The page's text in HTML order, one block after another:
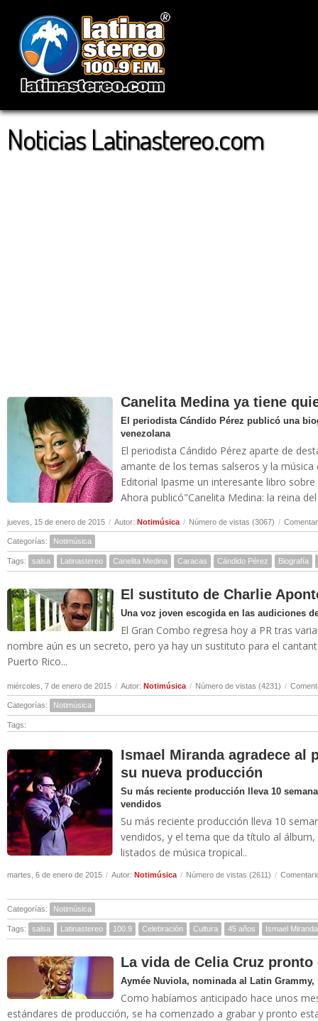
Noticias Latinastereo.com
Canelita Medina ya tiene
El periodista Cándido Pérez publicó una
venezolana
El periodista Cándido Pérez aparte de
amante de los temas salseros y la
Editorial Ipasme un interesante libro
Ahora publicó"Canelita Medina: la reina
jueves, 15 de enero de 2015 / Autor: Notimúsica / Número de vistas (3067) /
Categorías: Notimúsica
Tags: salsa Latinastereo Canelita Medina Caracas Cándido Pérez Biografía
El sustituto de Charlie
Una voz joven escogida en las audiciones
El Gran Combo regresa hoy a PR tras
nombre aún es un secreto, pero ya hay un sustituto para el
Puerto Rico...
miércoles, 7 de enero de 2015 / Autor: Notimúsica / Número de vistas (4231) /
Categorías: Notimúsica
Tags:
Ismael Miranda agradece al
su nueva producción
Su más reciente producción lleva 10
vendidos
Su más reciente producción lleva 10
vendidos, y el tema que da título al
listados de música tropical..
martes, 6 de enero de 2015 / Autor: Notimúsica / Número de vistas (2611) /
Categorías: Notimúsica
Tags: salsa Latinastereo 100.9 Celebración Cultura 45 años Ismael
La vida de Celia Cruz pronto
Aymée Nuviola, nominada al Latin
Como habíamos anticipado hace unos
estándares de producción, se ha comenzado a grabar y pronto